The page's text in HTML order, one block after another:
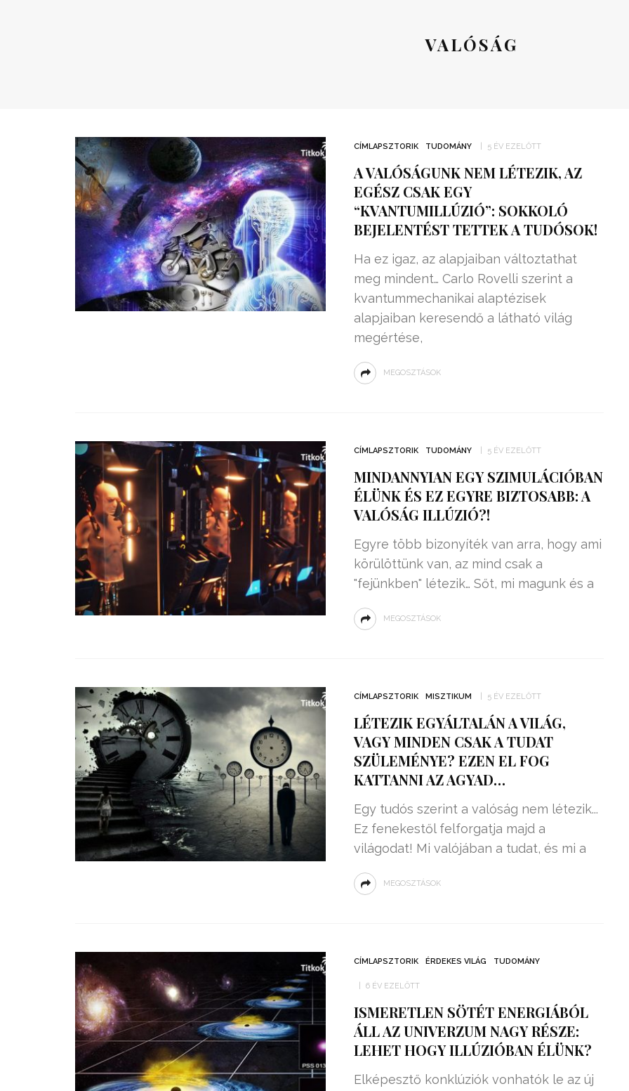
VALÓSÁG
CÍMLAPSZTORIK TUDOMÁNY 5 ÉV EZELŐTT
A VALÓSÁGUNK NEM LÉTEZIK, AZ
EGÉSZ CSAK EGY
“KVANTUMILLÚZIÓ”: SOKKOLÓ
BEJELENTÉST TETTEK A TUDÓSOK!
Ha ez igaz, az alapjaiban változtathat
meg mindent… Carlo Rovelli szerint a
kvantummechanikai alaptézisek
alapjaiban keresendő a látható világ
megértése,
MEGOSZTÁSOK
CÍMLAPSZTORIK TUDOMÁNY 5 ÉV EZELŐTT
MINDANNYIAN EGY SZIMULÁCIÓBAN
ÉLÜNK ÉS EZ EGYRE BIZTOSABB: A
VALÓSÁG ILLÚZIÓ?!
Egyre több bizonyíték van arra, hogy ami
körülöttünk van, az mind csak a
"fejünkben" létezik… Sőt, mi magunk és a
MEGOSZTÁSOK
CÍMLAPSZTORIK MISZTIKUM 5 ÉV EZELŐTT
LÉTEZIK EGYÁLTALÁN A VILÁG,
VAGY MINDEN CSAK A TUDAT
SZÜLEMÉNYE? EZEN EL FOG
KATTANNI AZ AGYAD…
Egy tudós szerint a valóság nem létezik...
Ez fenekestől felforgatja majd a
világodat! Mi valójában a tudat, és mi a
MEGOSZTÁSOK
CÍMLAPSZTORIK ÉRDEKES VILÁG TUDOMÁNY
6 ÉV EZELŐTT
ISMERETLEN SÖTÉT ENERGIÁBÓL
ÁLL AZ UNIVERZUM NAGY RÉSZE:
LEHET HOGY ILLÚZIÓBAN ÉLÜNK?
Elképesztő konklúziók vonhatók le az új
NULLÁZZA AZ ÁRAMSZÁMLÁT
EZ A MOTOR!
TERMELHETNÉNEK A
FEKVŐRENDŐRÖK!